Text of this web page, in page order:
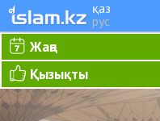
қаз
рус
Жаңа
Қызықты